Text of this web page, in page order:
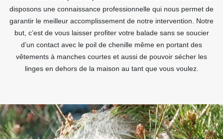
disposons une connaissance professionnelle qui nous permet de
garantir le meilleur accomplissement de notre intervention. Notre
but, c’est de vous laisser profiter votre balade sans se soucier
d’un contact avec le poil de chenille même en portant des
vêtements à manches courtes et aussi de pouvoir sécher les
linges en dehors de la maison au tant que vous voulez.